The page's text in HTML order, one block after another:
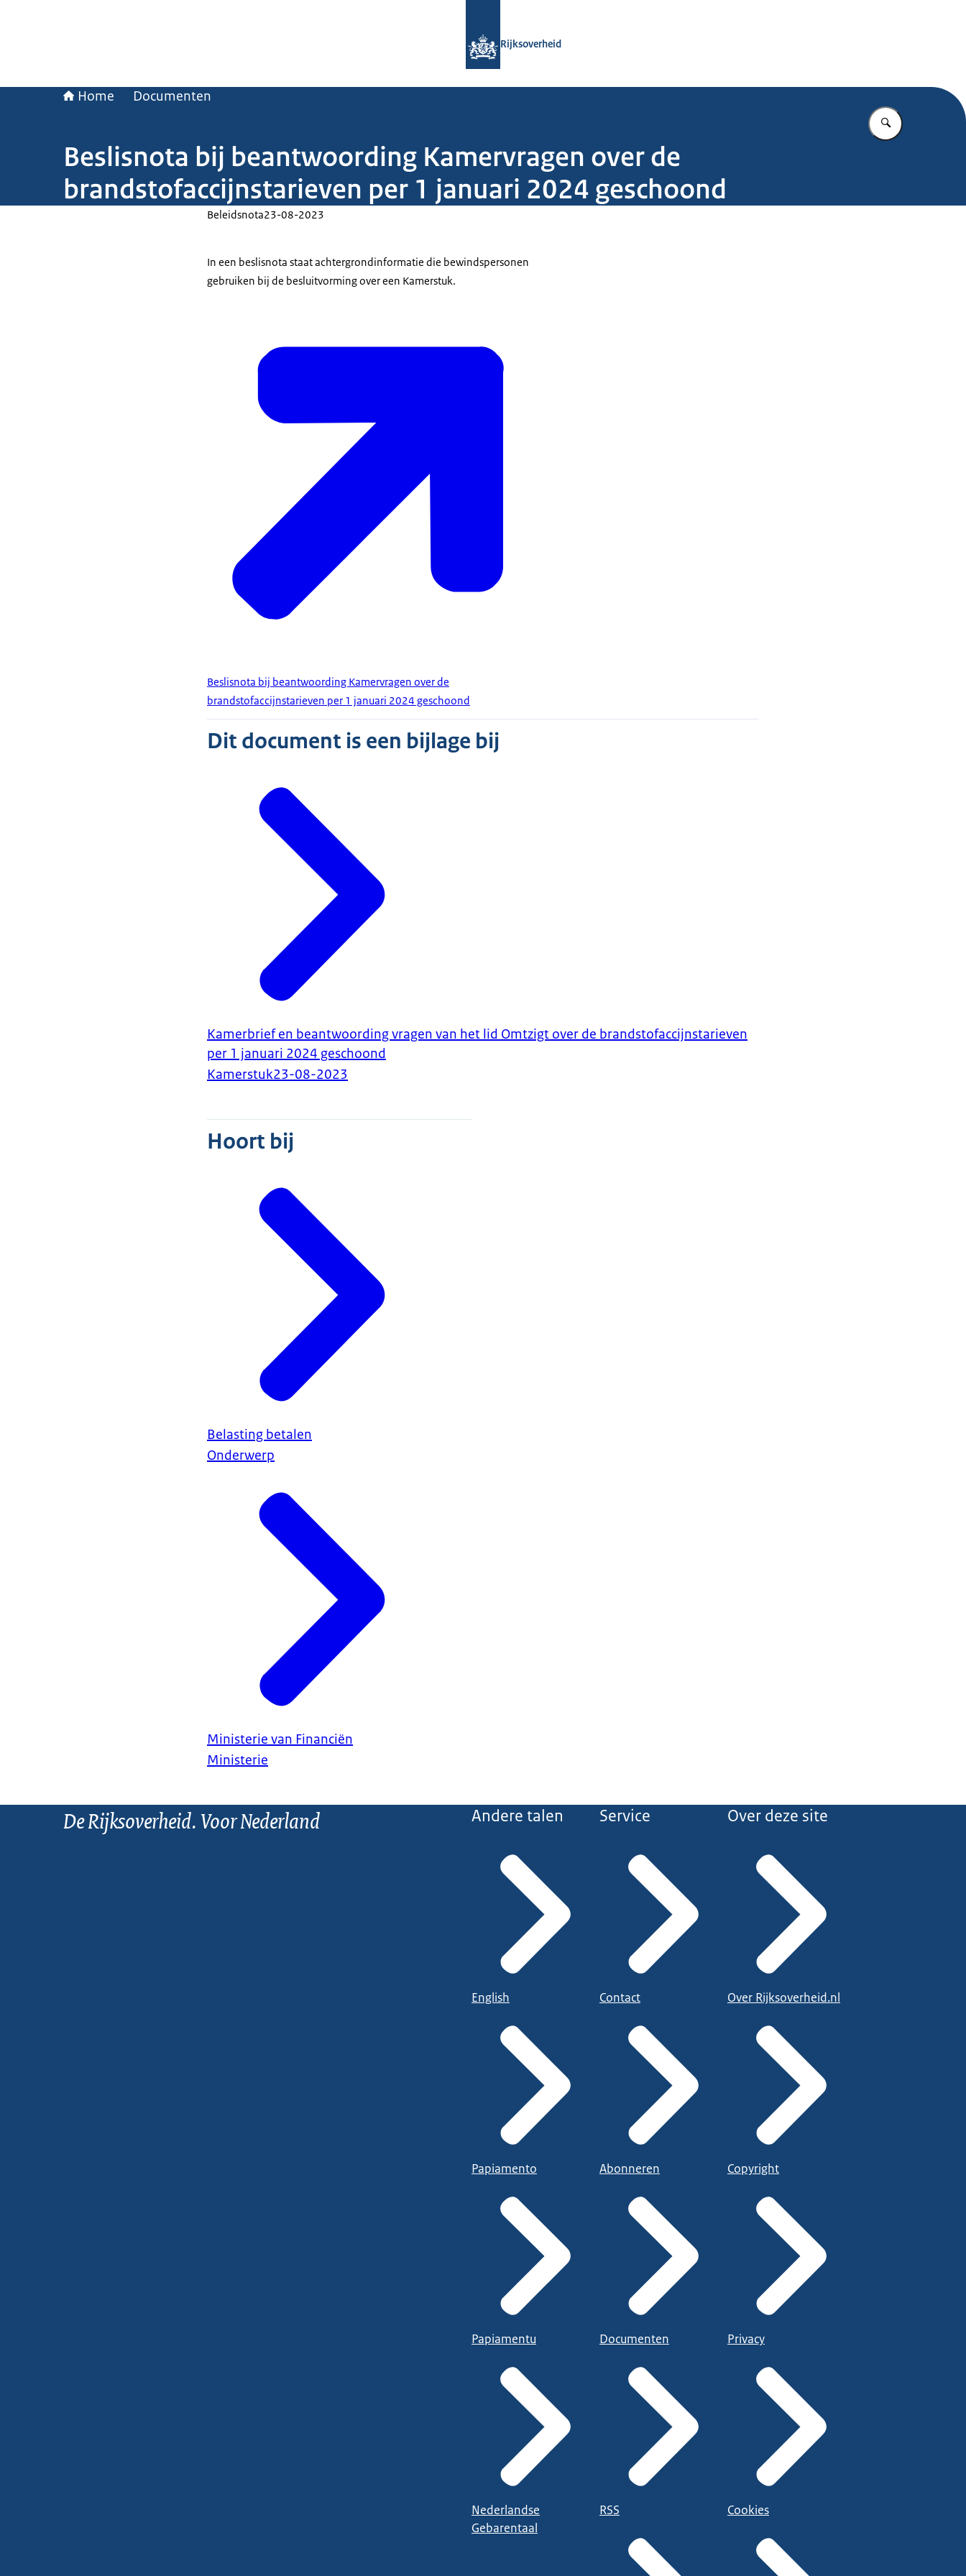
Rijksoverheid
Home Documenten
Vul in wat u
Beslisnota bij beantwoording Kamervragen over de
brandstofaccijnstarieven per 1 januari 2024 geschoond
Beleidsnota23-08-2023
In een beslisnota staat achtergrondinformatie die bewindspersonen
gebruiken bij de besluitvorming over een Kamerstuk.
Beslisnota bij beantwoording Kamervragen over de
brandstofaccijnstarieven per 1 januari 2024 geschoond
Dit document is een bijlage bij
Kamerbrief en beantwoording vragen van het lid Omtzigt over de brandstofaccijnstarieven
per 1 januari 2024 geschoond
Kamerstuk23-08-2023
Hoort bij
Belasting betalen
Onderwerp
Ministerie van Financiën
Ministerie
De Rijksoverheid. Voor Nederland Andere talen
English
Papiamento
Papiamentu
Nederlandse
Gebarentaal
Service
Contact
Abonneren
Documenten
RSS
Over deze site
Over Rijksoverheid.nl
Copyright
Privacy
Cookies